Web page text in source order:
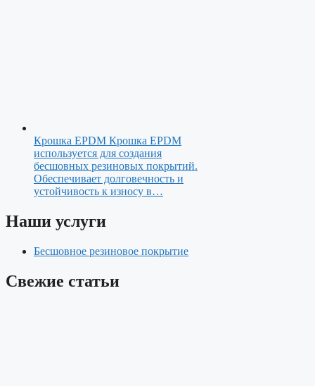
Крошка EPDM Крошка EPDM
используется для создания
бесшовных резиновых покрытий.
Обеспечивает долговечность и
устойчивость к износу в…
Наши услуги
Бесшовное резиновое покрытие
Свежие статьи